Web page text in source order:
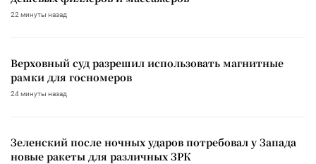
22 минуты назад
Верховный суд разрешил использовать магнитные
рамки для госномеров
24 минуты назад
Зеленский после ночных ударов потребовал у Запада
новые ракеты для различных ЗРК